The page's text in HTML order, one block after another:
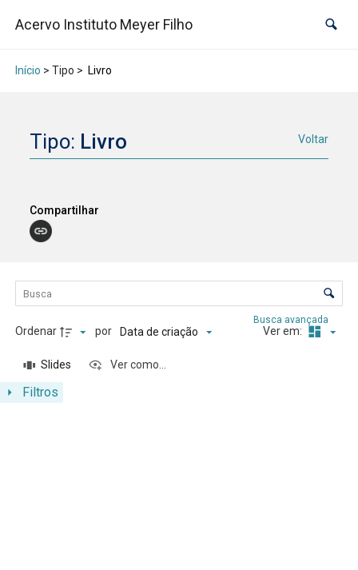
Acervo Instituto Meyer Filho
Início > Tipo > Livro
Tipo: Livro Voltar
Compartilhar
Lista de itens
Controle de ordenação e visualização
Filtros
Busca avançada
Ordenar por Data de criação Ver em:
Slides Ver como...